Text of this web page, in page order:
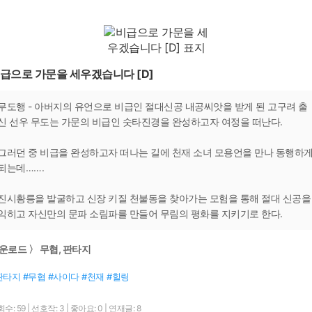
으로 가문을 세우겠습니다 [D]
도행 - 아버지의 유언으로 비급인 절대신공 내공씨앗을 받게 된 고구려 출
선우 무도는 가문의 비급인 숫타진경을 완성하고자 여정을 떠난다.
러던 중 비급을 완성하고자 떠나는 길에 천재 소녀 모용언을 만나 동행하
는데…….
시황릉을 발굴하고 신장 키질 천불동을 찾아가는 모험을 통해 절대 신공을
히고 자신만의 문파 소림파를 만들어 무림의 평화를 지키기로 한다.
로드 〉 무협, 판타지
타지 #무협 #사이다 #천재 #힐링
수: 59 선호작: 3 좋아요: 0 연재글: 8